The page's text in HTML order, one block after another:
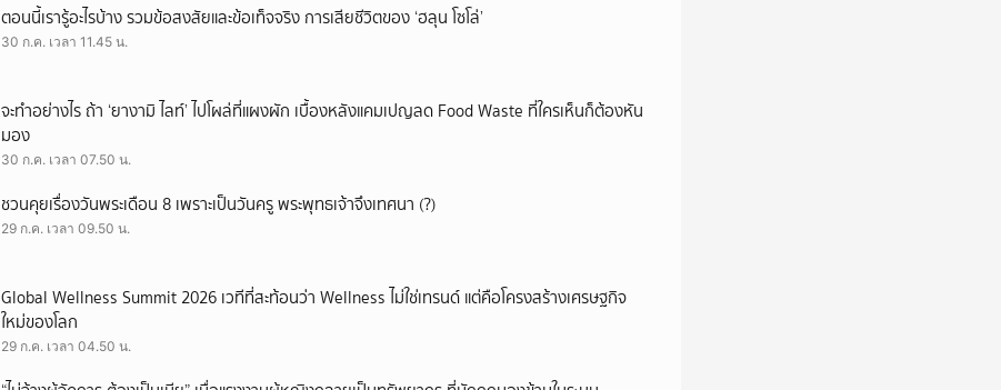
ตอนนี้เรารู้อะไรบ้าง รวมข้อสงสัยและข้อเท็จจริง การเสียชีวิตของ ‘ฮลุน โซโล่’
30 ก.ค. เวลา 11.45 น.
จะทำอย่างไร ถ้า ‘ยางามิ ไลท์’ ไปโผล่ที่แผงผัก เบื้องหลังแคมเปญลด Food Waste ที่ใครเห็นก็ต้องหัน
มอง
30 ก.ค. เวลา 07.50 น.
ชวนคุยเรื่องวันพระเดือน 8 เพราะเป็นวันครู พระพุทธเจ้าจึงเทศนา (?)
29 ก.ค. เวลา 09.50 น.
Global Wellness Summit 2026 เวทีที่สะท้อนว่า Wellness ไม่ใช่เทรนด์ แต่คือโครงสร้างเศรษฐกิจ
ใหม่ของโลก
29 ก.ค. เวลา 04.50 น.